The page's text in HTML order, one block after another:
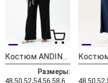
Костюм ANDINA 967
Размеры: